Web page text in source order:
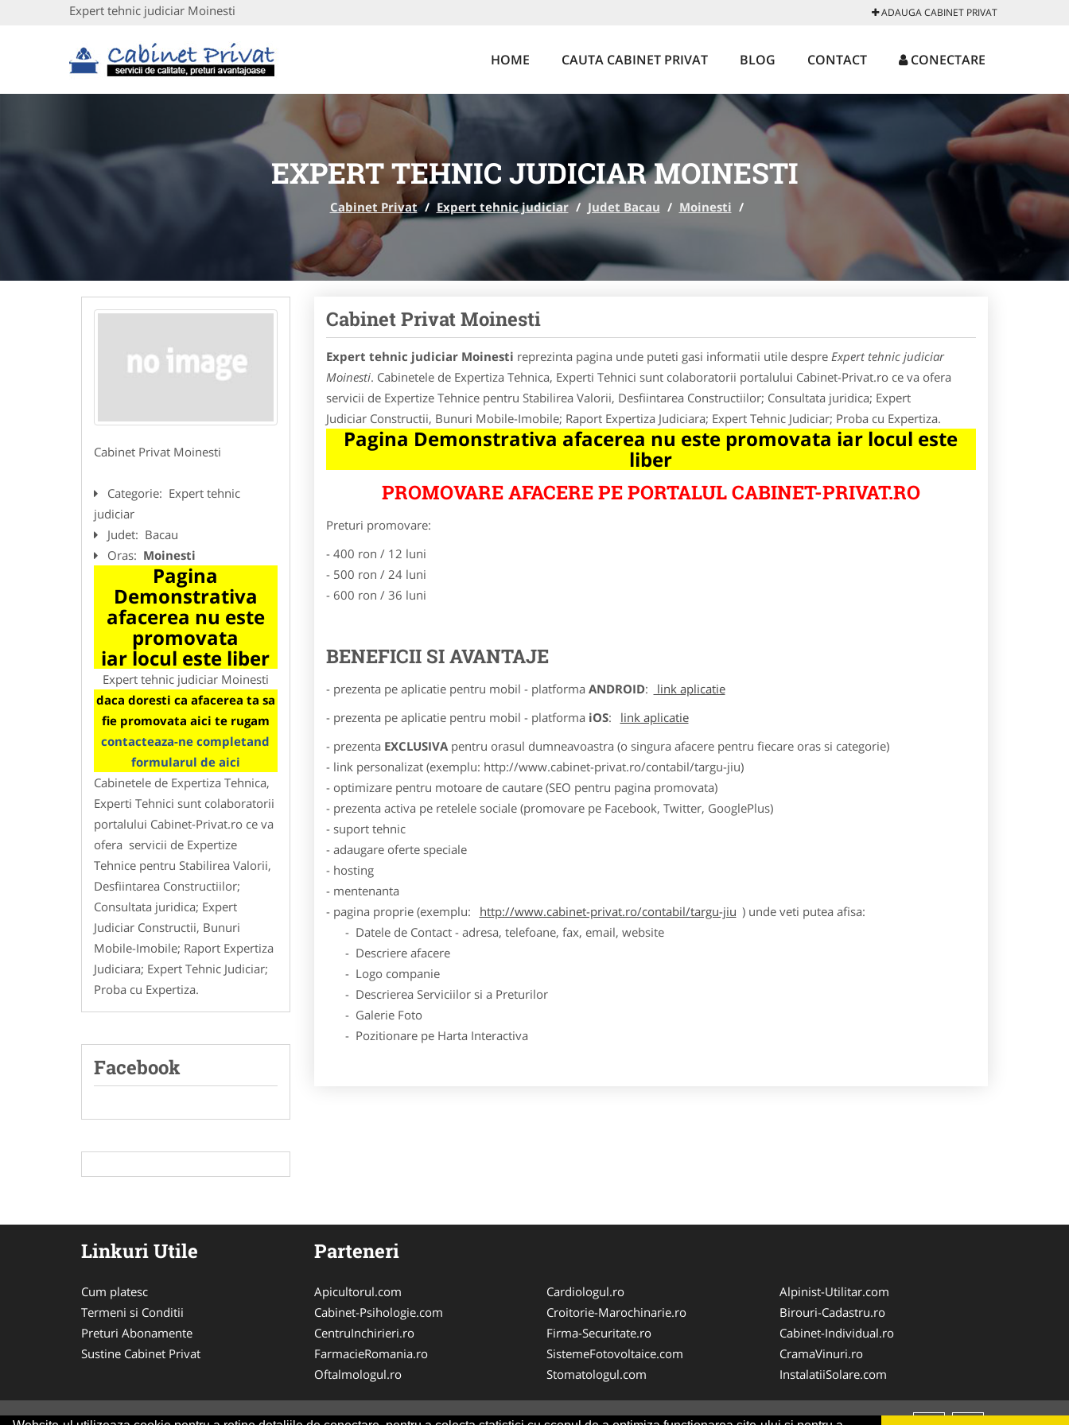
Expert tehnic judiciar Moinesti ADAUGA CABINET PRIVAT
HOME CAUTA CABINET PRIVAT BLOG CONTACT CONECTARE
EXPERT TEHNIC JUDICIAR MOINESTI
Cabinet Privat / Expert tehnic judiciar / Judet Bacau / Moinesti /
Cabinet Privat Moinesti
Categorie: Expert tehnic
judiciar
Judet: Bacau
Oras: Moinesti
Pagina
Demonstrativa
afacerea nu este
promovata
iar locul este liber
Expert tehnic judiciar Moinesti
daca doresti ca afacerea ta sa
fie promovata aici te rugam
contacteaza-ne completand
formularul de aici
Cabinetele de Expertiza Tehnica,
Experti Tehnici sunt colaboratorii
portalului Cabinet-Privat.ro ce va
ofera servicii de Expertize
Tehnice pentru Stabilirea Valorii,
Desfiintarea Constructiilor;
Consultata juridica; Expert
Judiciar Constructii, Bunuri
Mobile-Imobile; Raport Expertiza
Judiciara; Expert Tehnic Judiciar;
Proba cu Expertiza.
Facebook
Cabinet Privat Moinesti
Expert tehnic judiciar Moinesti reprezinta pagina unde puteti gasi informatii utile despre Expert tehnic judiciar
Moinesti. Cabinetele de Expertiza Tehnica, Experti Tehnici sunt colaboratorii portalului Cabinet-Privat.ro ce va ofera
servicii de Expertize Tehnice pentru Stabilirea Valorii, Desfiintarea Constructiilor; Consultata juridica; Expert
Judiciar Constructii, Bunuri Mobile-Imobile; Raport Expertiza Judiciara; Expert Tehnic Judiciar; Proba cu Expertiza.
Pagina Demonstrativa afacerea nu este promovata iar locul este
liber
PROMOVARE AFACERE PE PORTALUL CABINET-PRIVAT.RO
Preturi promovare:
- 400 ron / 12 luni
- 500 ron / 24 luni
- 600 ron / 36 luni
BENEFICII SI AVANTAJE
- prezenta pe aplicatie pentru mobil - platforma ANDROID:
link aplicatie
- prezenta pe aplicatie pentru mobil - platforma iOS:
link aplicatie
- prezenta EXCLUSIVApentru orasul dumneavoastra (o singura afacere pentru fiecare oras si categorie)
- link personalizat (exemplu: http://www.cabinet-privat.ro/contabil/targu-jiu)
- optimizare pentru motoare de cautare (SEO pentru pagina promovata)
- prezenta activa pe retelele sociale (promovare pe Facebook, Twitter, GooglePlus)
- suport tehnic
- adaugare oferte speciale
- hosting
- mentenanta
- pagina proprie (exemplu:
http://www.cabinet-privat.ro/contabil/targu-jiu ) unde veti putea afisa:
- Datele de Contact - adresa, telefoane, fax, email, website
- Descriere afacere
- Logo companie
- Descrierea Serviciilor si a Preturilor
- Galerie Foto
- Pozitionare pe Harta Interactiva
Linkuri Utile
Cum platesc
Termeni si Conditii
Preturi Abonamente
Sustine Cabinet Privat
Parteneri
Apicultorul.com
Cabinet-Psihologie.com
CentruInchirieri.ro
FarmacieRomania.ro
Oftalmologul.ro
Cardiologul.ro
Croitorie-Marochinarie.ro
Firma-Securitate.ro
SistemeFotovoltaice.com
Stomatologul.com
Alpinist-Utilitar.com
Birouri-Cadastru.ro
Cabinet-Individual.ro
CramaVinuri.ro
InstalatiiSolare.com